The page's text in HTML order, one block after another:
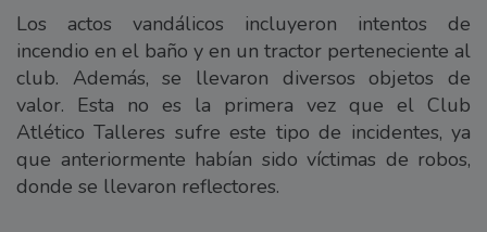
Los actos vandálicos incluyeron intentos de
incendio en el baño y en un tractor perteneciente al
club. Además, se llevaron diversos objetos de
valor. Esta no es la primera vez que el Club
Atlético Talleres sufre este tipo de incidentes, ya
que anteriormente habían sido víctimas de robos,
donde se llevaron reflectores.